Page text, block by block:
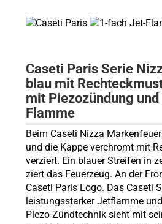
Caseti Paris Serie
blau mit
mit Piezozündung
Flamme
Beim Caseti Nizza
und die Kappe verchromt mit
verziert. Ein blauer Streifen in
ziert das Feuerzeug. An der
Caseti Paris Logo. Das Caseti
leistungsstarker Jetflamme
Piezo-Zündtechnik sieht mit